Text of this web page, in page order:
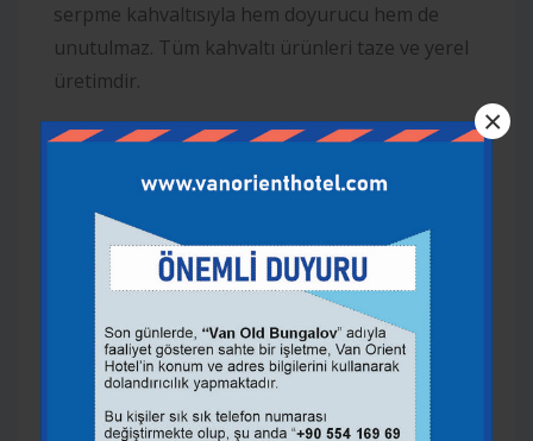
×
serpme kahvaltısıyla hem doyurucu hem de
unutulmaz. Tüm kahvaltı ürünleri taze ve yerel
üretimdir.
9. Teraslı ve Konforlu Suite Odalar
Geniş aileler ve çiftler için ferah teraslı odalar,
Van Gölü manzarasıyla birleştirilerek modern
bir tatil deneyimi sunar. Şehirden uzakta ama
her şeye yakın bir konfor sizi bekliyor.
10. Van’ın Kalbinde, Ulaşımı Kolay Bir Noktada
Şehir merkezi, Akdamar Limanı, Halk Plajı ve
Van Kalesi gibi yerlere yakınlığı ile Van Orient